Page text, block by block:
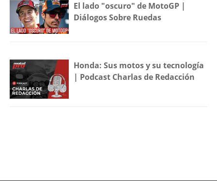
El lado "oscuro" de MotoGP |
Diálogos Sobre Ruedas
Honda: Sus motos y su tecnología
| Podcast Charlas de Redacción